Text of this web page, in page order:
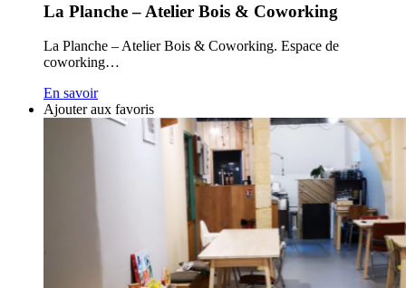
La Planche – Atelier Bois & Coworking
La Planche – Atelier Bois & Coworking. Espace de
coworking…
En savoir
Ajouter aux favoris